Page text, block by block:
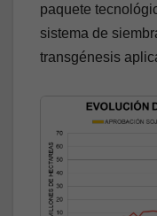
paquete
sistema de
transgénesis